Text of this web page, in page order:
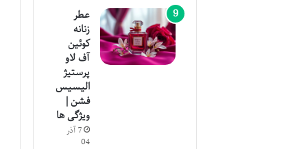
عطر
زنانه
کوئین
آف لاو
پرستیژ
الیسیس
فشن |
ویژگی ها
7 آذر
04